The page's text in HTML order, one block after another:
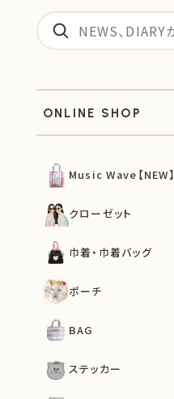
ONLINE SHOP
Music Wave【NEW】
クローゼット
巾着・巾着バッグ
ポーチ
BAG
ステッカー